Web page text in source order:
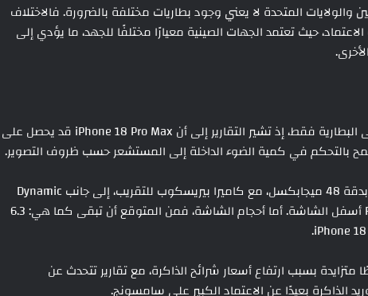
والولايات المتحدة لا يعني وجود بطاريات مختلفة بالضرورة. فالاختلاف
حيث تعتمد الجهات الصينية معيارًا مختلفًا للجهد، ما يؤدي إلى
لا تقتصر التسريبات حول سلسلة iPhone 18 Pro على البطارية فقط، إذ تشير التقارير إلى أن iPhone 18 Pro Max قد يحصل على
بالتحكم في كمية الضوء الداخلة إلى المستشعر حسب ظروف التصوير.
كما يُتوقع أن تأتي السلسلة بثلاث كاميرات خلفية بدقة 48 ميجابكسل، مع كاميرا بيريسكوب للتقريب، إلى جانب Dynamic
Island أصغر حجمًا نتيجة نقل بعض مكونات Face ID أسفل الشاشة. أما أحجام الشاشة، فمن المتوقع أن تبقى كما هي: 6.3
بسبب ارتفاع أسعار شرائح الذاكرة، مع تقارير تتحدث عن